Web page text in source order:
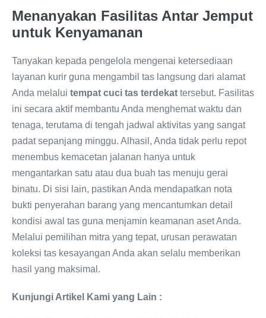
Menanyakan Fasilitas Antar Jemput
untuk Kenyamanan
Tanyakan kepada pengelola mengenai ketersediaan
layanan kurir guna mengambil tas langsung dari alamat
Anda melalui tempat cuci tas terdekat tersebut. Fasilitas
ini secara aktif membantu Anda menghemat waktu dan
tenaga, terutama di tengah jadwal aktivitas yang sangat
padat sepanjang minggu. Alhasil, Anda tidak perlu repot
menembus kemacetan jalanan hanya untuk
mengantarkan satu atau dua buah tas menuju gerai
binatu. Di sisi lain, pastikan Anda mendapatkan nota
bukti penyerahan barang yang mencantumkan detail
kondisi awal tas guna menjamin keamanan aset Anda.
Melalui pemilihan mitra yang tepat, urusan perawatan
koleksi tas kesayangan Anda akan selalu memberikan
hasil yang maksimal.
Kunjungi Artikel Kami yang Lain :